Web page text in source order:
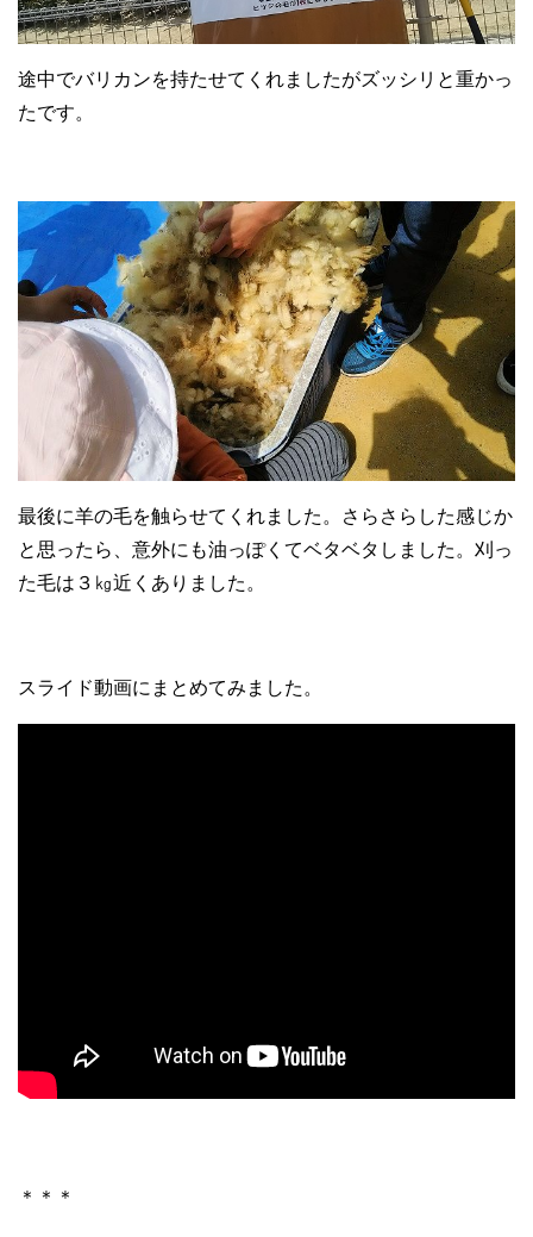
途中でバリカンを持たせてくれましたがズッシリと重かっ
たです。
最後に羊の毛を触らせてくれました。さらさらした感じか
と思ったら、意外にも油っぽくてベタベタしました。刈っ
た毛は３㎏近くありました。
スライド動画にまとめてみました。
＊＊＊